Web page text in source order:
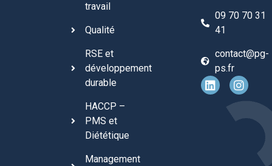
travail
Qualité
RSE et
développement
durable
HACCP –
PMS et
Diététique
Management
09 70 70 31
41
contact@pg-
ps.fr